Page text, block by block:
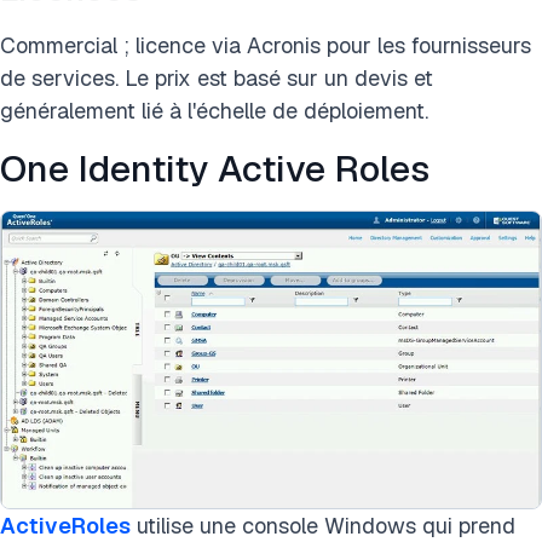
Commercial ; licence via Acronis pour les fournisseurs
de services. Le prix est basé sur un devis et
généralement lié à l'échelle de déploiement.
One Identity Active Roles
ActiveRoles utilise une console Windows qui prend